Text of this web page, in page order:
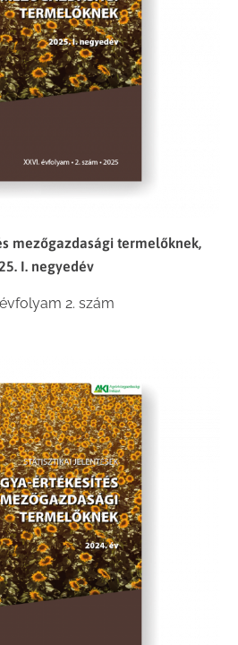
mezőgazdasági termelőknek,
I. negyedév
2. szám